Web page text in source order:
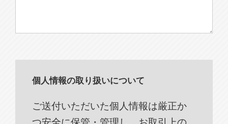
個人情報の取り扱いについて
ご送付いただいた個人情報は厳正か